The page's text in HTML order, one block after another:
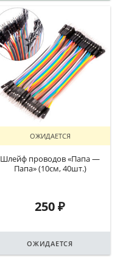
ОЖИДАЕТСЯ
Шлейф проводов «Папа —
Папа» (10см, 40шт.)
250₽
ОЖИДАЕТСЯ